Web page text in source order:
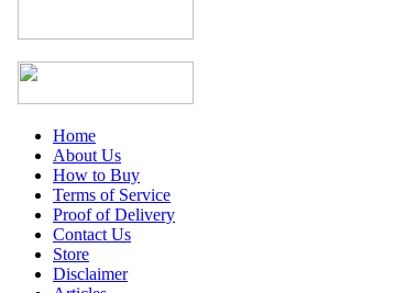
Home
About Us
How to Buy
Terms of Service
Proof of Delivery
Contact Us
Store
Disclaimer